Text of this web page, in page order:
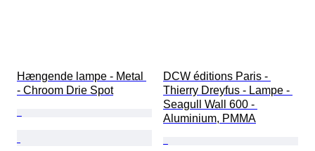
Hængende lampe - Metal
- Chroom Drie Spot
DCW éditions Paris -
Thierry Dreyfus - Lampe -
Seagull Wall 600 -
Aluminium, PMMA